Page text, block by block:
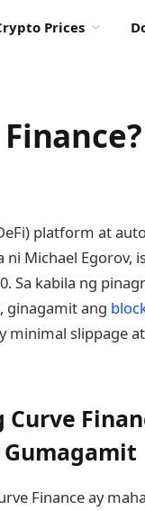
Prices
platform at
Michael Egorov,
Sa kabila ng
ginagamit ang
minimal slippage
Finance ay